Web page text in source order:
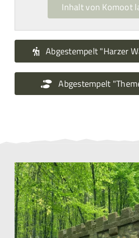
Inhalt von Komoot
Abgestempelt "Harzer
Abgestempelt